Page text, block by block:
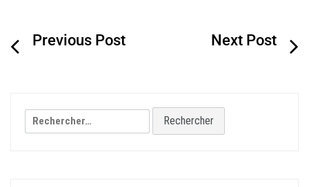
Navigation
Rechercher :